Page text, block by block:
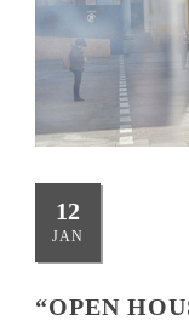
12
JAN
“OPEN